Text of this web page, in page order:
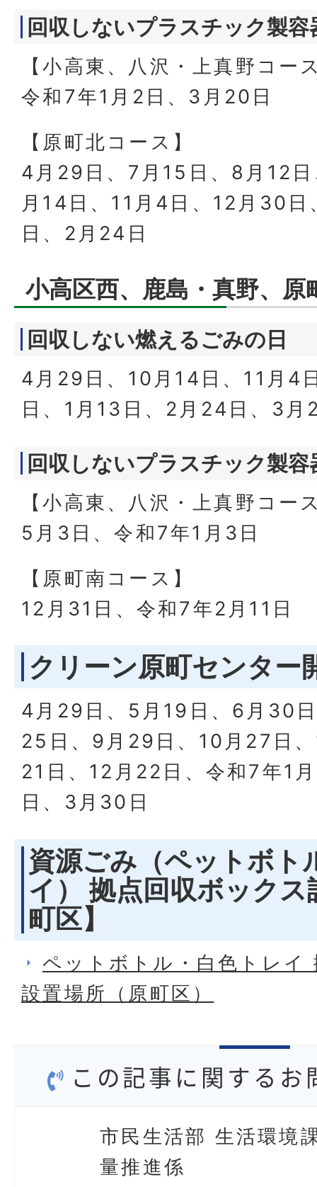
回収しないプラスチック製容
【小高東、八沢・上真野コー
令和7年1月2日、3月20日
【原町北コース】
4月29日、7月15日、8月12
月14日、11月4日、12月30
日、2月24日
小高区西、鹿島・真野、原
回収しない燃えるごみの日
4月29日、10月14日、11月4
日、1月13日、2月24日、3月
回収しないプラスチック製容
【小高東、八沢・上真野コー
5月3日、令和7年1月3日
【原町南コース】
12月31日、令和7年2月11日
クリーン原町センター
4月29日、5月19日、6月30
25日、9月29日、10月27日
21日、12月22日、令和7年1
日、3月30日
資源ごみ（ペットボト
イ） 拠点回収ボックス
町区】
ペットボトル・白色トレイ
設置場所（原町区）
この記事に関するお
市民生活部 生活環境
量推進係